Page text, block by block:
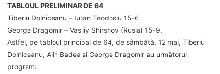
TABLOUL PRELIMINAR DE 64
Tiberiu Dolniceanu – Iulian Teodosiu 15-6
George Dragomir – Vasiliy Shirshov (Rusia) 15-9.
Astfel, pe tabloul principal de 64, de sâmbătă, 12 mai, Tiberiu
Dolniceanu, Alin Badea și George Dragomir au următorul
program: